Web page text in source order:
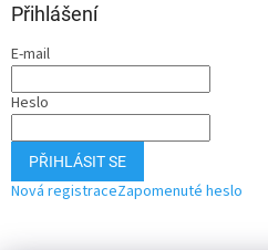
Přihlášení
E-mail
Heslo
PŘIHLÁSIT SE
Nová registraceZapomenuté heslo